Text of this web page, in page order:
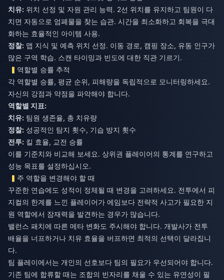
치유: 위치 선정 및 자원 관리 능력. 2선 위치를 유지하고 팀원이 다
치면 자동으로 엄폐물을 찾는 습관. 시간을 최소화하고 회복을 극대
정찰: 맵 지식 및 예측 위치 선정. 이동 경로, 캠핑 장소, 유동 인구가
많은 구역 학습. 스캔 타이밍과 빈도에 대한 직관 기르기.
역할별 승률 추적
각 역할별 승률, 평균 순위, 피해량을 독립적으로 모니터링하세요.
자신의 강점과 약점을 파악해야 합니다.
역할별 지표:
치유: 팀원 생존율, 총 치유량
정찰: 성공적인 탐지 횟수, 기습 방지 횟수
전투: 킬 효율, 교전 승률
이를 기준치와 비교해 보세요. 상위권 플레이어의 통계를 연구하고
성능 목표를 설정하십시오.
주 역할을 변경해야 할 때
꾸준한 연습에도 성적이 정체될 때 변경을 고려하세요. 전투에서 피
지컬의 한계를 느낀 플레이어가 에임보다 전략적 사고가 필요한 지
원 역할에서 잠재력을 발견하는 경우가 많습니다.
밸런스 패치에 따른 메타 변화도 주시해야 합니다. 개발사가 전투
배율을 너프하거나 치유 효율을 버프하면 최적의 선택이 달라집니
다.
팀 플레이에서는 개인의 선호보다 팀의 필요가 우선되어야 합니다.
기존 팀에 합류할 때는 조합의 빈자리를 채울 수 있는 유연성이 필